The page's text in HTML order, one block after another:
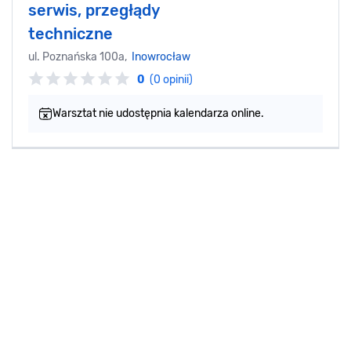
serwis, przegłądy
techniczne
ul. Poznańska 100a,
Inowrocław
0 (0 opinii)
Warsztat nie udostępnia kalendarza online.